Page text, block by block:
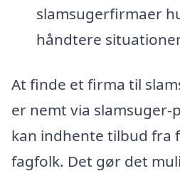
slamsugerfirmaer
håndtere
At finde et firma til
er nemt via slamsuger-
kan indhente tilbud fra
fagfolk. Det gør det